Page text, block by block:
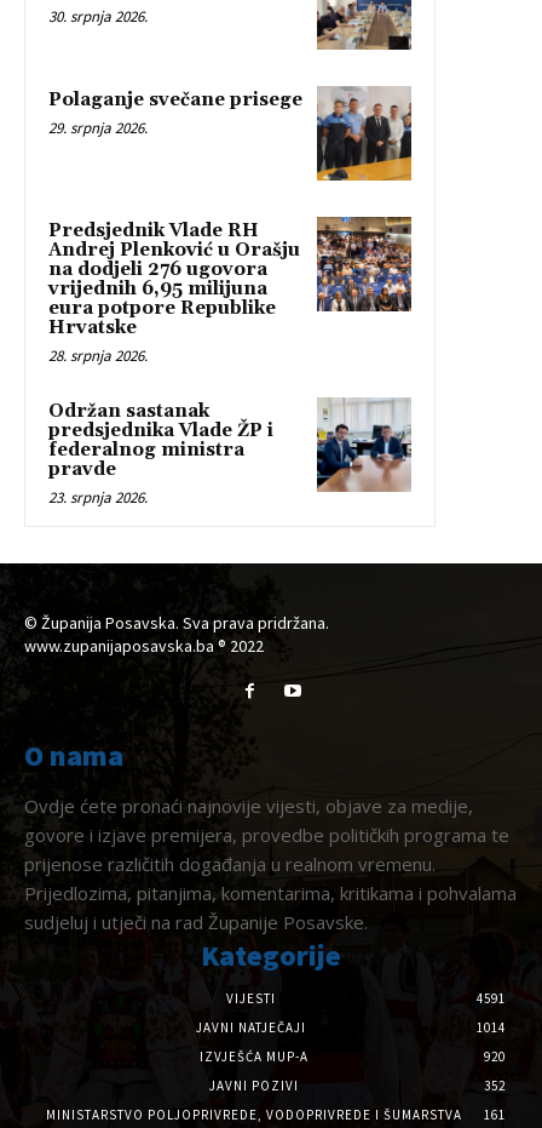
30. srpnja 2026.
Polaganje svečane prisege
29. srpnja 2026.
Predsjednik Vlade RH
Andrej Plenković u Orašju
na dodjeli 276 ugovora
vrijednih 6,95 milijuna
eura potpore Republike
Hrvatske
28. srpnja 2026.
Održan sastanak
predsjednika Vlade ŽP i
federalnog ministra
pravde
23. srpnja 2026.
© Županija Posavska. Sva prava pridržana.
www.zupanijaposavska.ba ® 2022
O nama
Ovdje ćete pronaći najnovije vijesti, objave za medije,
govore i izjave premijera, provedbe političkih programa te
prijenose različitih događanja u realnom vremenu.
Prijedlozima, pitanjima, komentarima, kritikama i pohvalama
sudjeluj i utječi na rad Županije Posavske.
Kategorije
VIJESTI
4591
JAVNI NATJEČAJI
1014
IZVJEŠĆA MUP-A
920
JAVNI POZIVI
352
MINISTARSTVO POLJOPRIVREDE, VODOPRIVREDE I ŠUMARSTVA
161